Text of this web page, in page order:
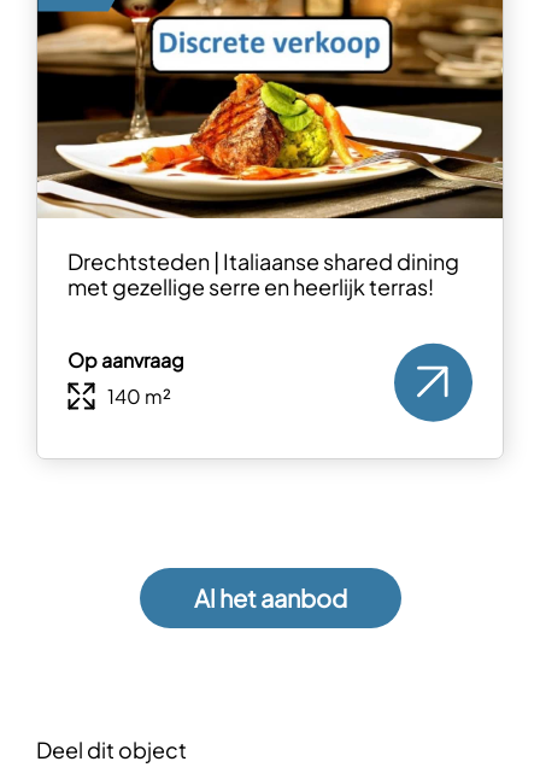
Drechtsteden | Italiaanse shared dining
met gezellige serre en heerlijk terras!
Op aanvraag
140 m²
Al het aanbod
Deel dit object